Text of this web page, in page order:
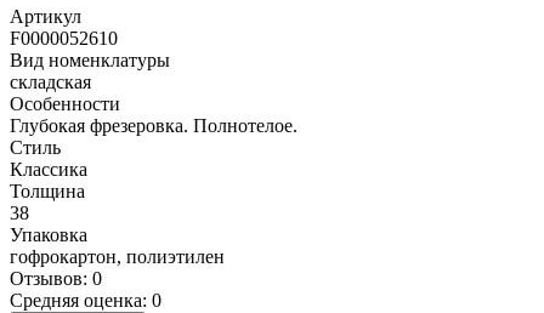
Артикул
F0000052610
Вид номенклатуры
складская
Особенности
Глубокая фрезеровка. Полнотелое.
Стиль
Классика
Толщина
38
Упаковка
гофрокартон, полиэтилен
Отзывов: 0
Средняя оценка: 0